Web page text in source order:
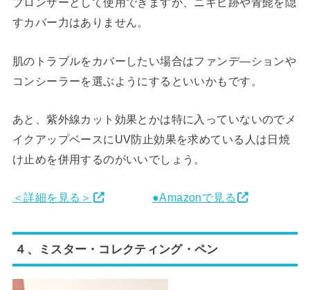
すカバー力はありません。
肌のトラブルをカバーしたい場合はファンデ―ションや
コンシーラーを選ぶようにするといいかもです。
あと、紫外線カット効果とかは特に入っていないのでメ
イクアップベースにUV防止効果を求めている人は日焼
け止めを併用するのがいいでしょう。
＜詳細を見る＞ ●Amazonで見る
４、ミスター・コレクティング・ペン